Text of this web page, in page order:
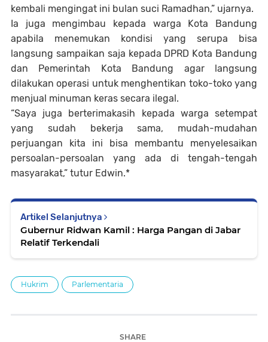
kembali mengingat ini bulan suci Ramadhan,” ujarnya.
Ia juga mengimbau kepada warga Kota Bandung
apabila menemukan kondisi yang serupa bisa
langsung sampaikan saja kepada DPRD Kota Bandung
dan Pemerintah Kota Bandung agar langsung
dilakukan operasi untuk menghentikan toko-toko yang
menjual minuman keras secara ilegal.
“Saya juga berterimakasih kepada warga setempat
yang sudah bekerja sama, mudah-mudahan
perjuangan kita ini bisa membantu menyelesaikan
persoalan-persoalan yang ada di tengah-tengah
masyarakat,” tutur Edwin.*
Artikel Selanjutnya
Gubernur Ridwan Kamil : Harga Pangan di Jabar
Relatif Terkendali
Hukrim Parlementaria
SHARE